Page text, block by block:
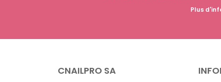
Plus
CNAILPRO SA